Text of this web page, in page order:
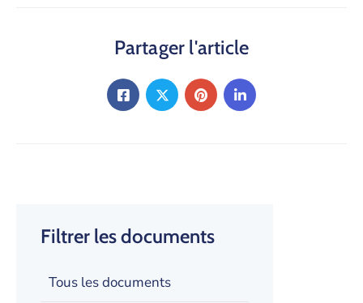
Filtrer les documents
Tous les documents
Partager l'article